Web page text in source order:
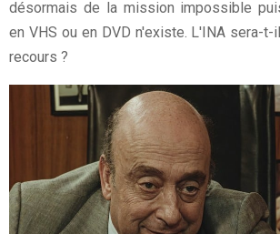
désormais de la mission impossible
en VHS ou en DVD n'existe. L'INA sera-
recours ?